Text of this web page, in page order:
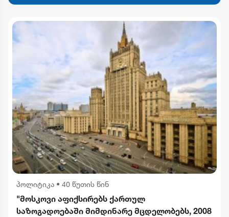
პოლიტიკა • 40 წუთის წინ
"მოსკოვი აფიქსირებს ქართულ
საზოგადოებაში მიმდინარე მცდელობებს, 2008